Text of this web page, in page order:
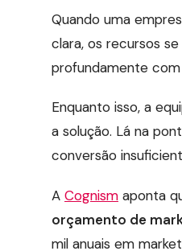
Quando uma
clara, os recursos
profundamente
Enquanto isso, a
a solução. Lá na
conversão
A Cognism aponta
orçamento de
mil anuais em